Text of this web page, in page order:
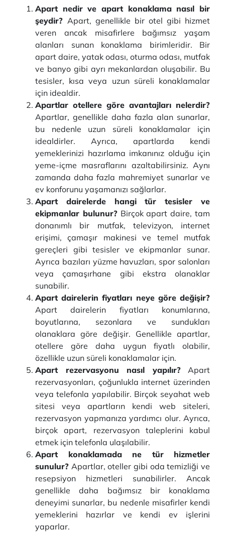
Apart nedir ve apart konaklama nasıl bir
şeydir? Apart, genellikle bir otel gibi hizmet
veren ancak misafirlere bağımsız yaşam
alanları sunan konaklama birimleridir. Bir
apart daire, yatak odası, oturma odası, mutfak
ve banyo gibi ayrı mekanlardan oluşabilir. Bu
tesisler, kısa veya uzun süreli konaklamalar
için idealdir.
Apartlar otellere göre avantajları nelerdir?
Apartlar, genellikle daha fazla alan sunarlar,
bu nedenle uzun süreli konaklamalar için
idealdirler. Ayrıca, apartlarda kendi
yemeklerinizi hazırlama imkanınız olduğu için
yeme-içme masraflarını azaltabilirsiniz. Aynı
zamanda daha fazla mahremiyet sunarlar ve
ev konforunu yaşamanızı sağlarlar.
Apart dairelerde hangi tür tesisler ve
ekipmanlar bulunur?Birçok apart daire, tam
donanımlı bir mutfak, televizyon, internet
erişimi, çamaşır makinesi ve temel mutfak
gereçleri gibi tesisler ve ekipmanlar sunar.
Ayrıca bazıları yüzme havuzları, spor salonları
veya çamaşırhane gibi ekstra olanaklar
sunabilir.
Apart dairelerin fiyatları neye göre değişir?
Apart dairelerin fiyatları konumlarına,
boyutlarına, sezonlara ve sundukları
olanaklara göre değişir. Genellikle apartlar,
otellere göre daha uygun fiyatlı olabilir,
özellikle uzun süreli konaklamalar için.
Apart rezervasyonu nasıl yapılır?Apart
rezervasyonları, çoğunlukla internet üzerinden
veya telefonla yapılabilir. Birçok seyahat web
sitesi veya apartların kendi web siteleri,
rezervasyon yapmanıza yardımcı olur. Ayrıca,
birçok apart, rezervasyon taleplerini kabul
etmek için telefonla ulaşılabilir.
Apart konaklamada ne tür hizmetler
sunulur? Apartlar, oteller gibi oda temizliği ve
resepsiyon hizmetleri sunabilirler. Ancak
genellikle daha bağımsız bir konaklama
deneyimi sunarlar, bu nedenle misafirler kendi
yemeklerini hazırlar ve kendi ev işlerini
yaparlar.